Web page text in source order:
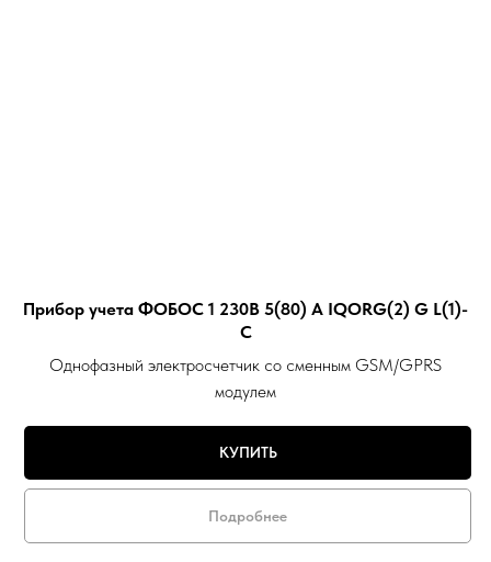
Прибор учета ФОБОС 1 230В 5(80) А IQORG(2) G L(1)-
С
Однофазный электросчетчик со сменным GSM/GPRS
модулем
КУПИТЬ
Подробнее